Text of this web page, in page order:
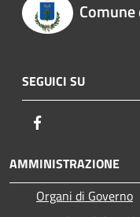
SEGUICI SU
AMMINISTRAZIONE
Organi di Governo